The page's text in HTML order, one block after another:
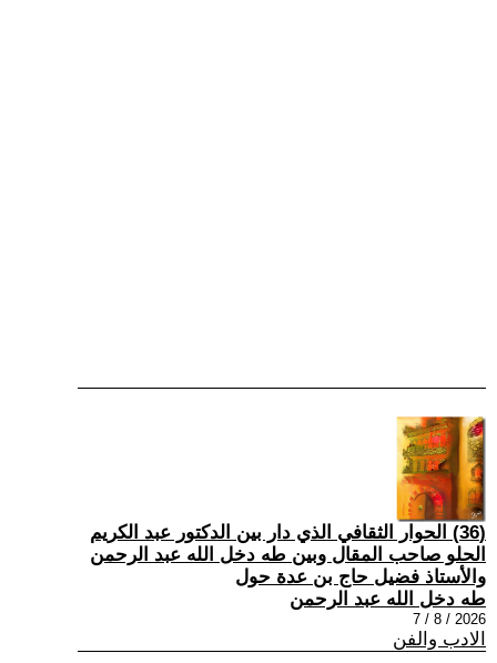
(36) الحوار الثقافي الذي دار بين الدكتور عبد الكريم
الحلو صاحب المقال وبين طه دخل الله عبد الرحمن
والأستاذ فضيل حاج بن عدة حول
طه دخل الله عبد الرحمن
2026 / 8 / 7
الادب والفن